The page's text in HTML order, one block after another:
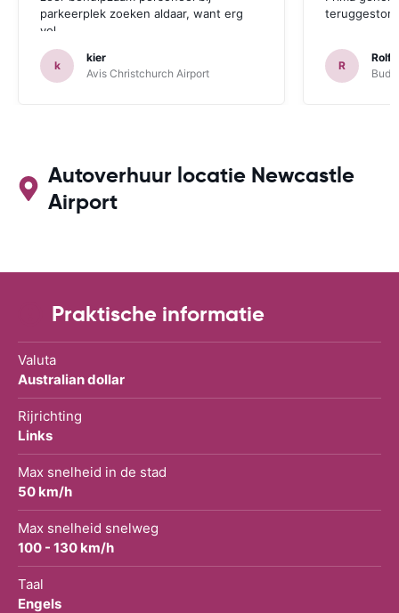
parkeerplek zoeken aldaar, want erg
vol.
k
kier
Avis Christchurch Airport
R
Rolf
Autoverhuur locatie Newcastle
Airport
Praktische informatie
Valuta
Australian dollar
Rijrichting
Links
Max snelheid in de stad
50 km/h
Max snelheid snelweg
100 - 130 km/h
Taal
Engels